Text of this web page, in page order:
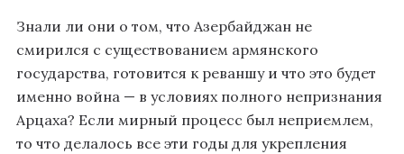
Знали ли они о том, что Азербайджан не
смирился с существованием армянского
государства, готовится к реваншу и что это будет
именно война — в условиях полного непризнания
Арцаха? Если мирный процесс был неприемлем,
то что делалось все эти годы для укрепления